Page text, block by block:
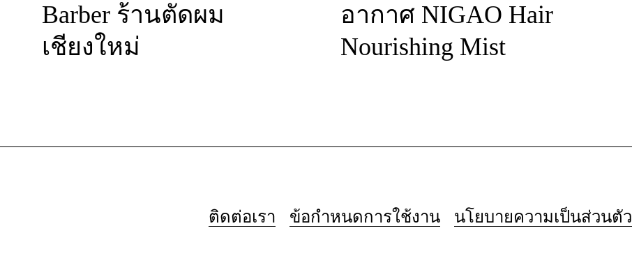
Barber ร้านตัดผม
เชียงใหม่
อากาศ NIGAO Hair
Nourishing Mist
ติดต่อเรา ข้อกำหนดการใช้งาน นโยบายความเป็นส่วนตัว